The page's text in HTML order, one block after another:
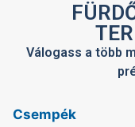
Válogass a több
Csempék